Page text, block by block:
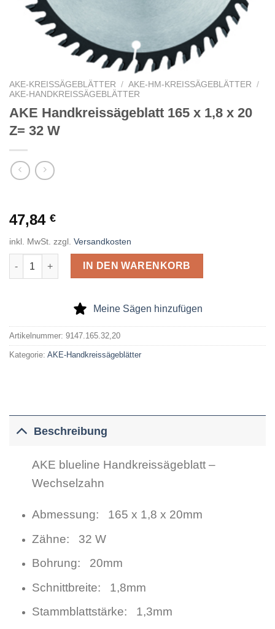
AKE-KREISSÄGEBLÄTTER / AKE-HM-KREISSÄGEBLÄTTER
/
AKE-HANDKREISSÄGEBLÄTTER
AKE Handkreissägeblatt 165 x 1,8 x 20
Z= 32 W
47,84 €
inkl. MwSt. zzgl. Versandkosten
AKE Handkreissägeblatt 165 x 1,8 x 20 Z= 32 W Menge
IN DEN WARENKORB
Meine Sägen hinzufügen
Artikelnummer: 9147.165.32,20
Kategorie: AKE-Handkreissägeblätter
Beschreibung
AKE blueline Handkreissägeblatt –
Wechselzahn
Abmessung: 165 x 1,8 x 20mm
Zähne: 32 W
Bohrung: 20mm
Schnittbreite: 1,8mm
Stammblattstärke: 1,3mm